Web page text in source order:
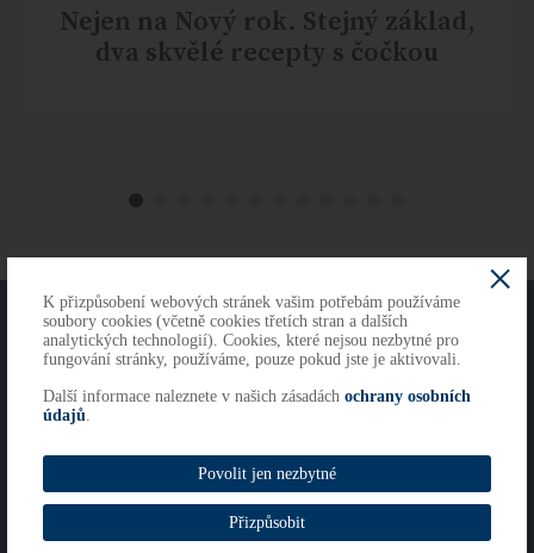
Nejen na Nový rok. Stejný základ,
dva skvělé recepty s čočkou
O NÁS KONTAKTY
Copyright 2026
Imprint
Whistleblowing
K přizpůsobení webových stránek vašim potřebám používáme
soubory cookies (včetně cookies třetích stran a dalších
analytických technologií). Cookies, které nejsou nezbytné pro
fungování stránky, používáme, pouze pokud jste je aktivovali.
Další informace naleznete v našich zásadách ochrany osobních
údajů.
Povolit jen nezbytné
Přizpůsobit